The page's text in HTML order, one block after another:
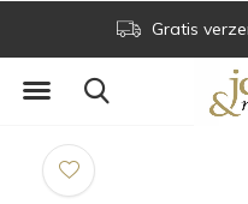
Gratis